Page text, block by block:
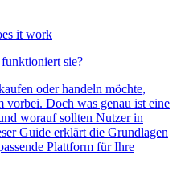
sie?
oder handeln möchte,
Doch was genau ist eine
worauf sollten Nutzer in
Guide erklärt die Grundlagen
Plattform für Ihre